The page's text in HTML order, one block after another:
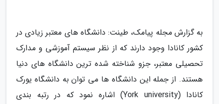
به گزارش مجله پیامک، طینت: دانشگاه های معتبر زیادی در
کشور کانادا وجود دارند که از نظر سیستم آموزشی و مدارک
تحصیلی معتبر، جزو شناخته شده ترین دانشگاه های دنیا
هستند. از جمله این دانشگاه ها می توان به دانشگاه یورک
کانادا (York university) اشاره نمود که در رتبه بندی